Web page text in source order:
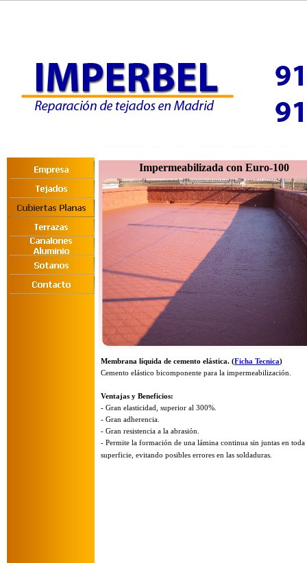
Impermeabilizada con Euro-100
Membrana líquida de cemento elástica. (Ficha Tecnica)
Cemento elástico bicomponente para la impermeabilización.
Ventajas y Beneficios:
- Gran elasticidad, superior al 300%.
- Gran adherencia.
- Gran resistencia a la abrasión.
- Permite la formación de una lámina continua sin juntas en toda
superficie, evitando posibles errores en las soldaduras.